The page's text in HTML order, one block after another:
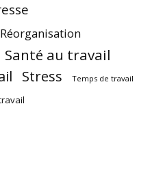
Réorganisation
Santé au travail
Stress Temps de travail